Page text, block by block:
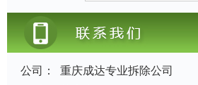
公司：
重庆成达专业拆除公司